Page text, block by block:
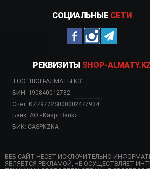
СОЦИАЛЬНЫЕ СЕТИ
РЕКВИЗИТЫ SHOP-ALMATY.KZ
ТОО "ШОП-АЛМАТЫ.КЗ"
БИН: 190840012782
Счет: KZ79722S000002477934
Банк: АО «Kaspi Bank»
БИК: CASPKZKA
ВЕБ-САЙТ НЕСЕТ ИСКЛЮЧИТЕЛЬНО
ЯВЛЯЕТСЯ РЕКЛАМОЙ, НЕ ОСУЩЕСТВЛЯЕТ